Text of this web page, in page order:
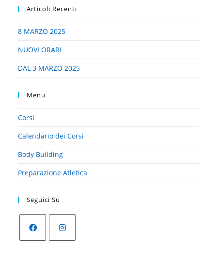
Articoli Recenti
8 MARZO 2025
NUOVI ORARI
DAL 3 MARZO 2025
Menu
Corsi
Calendario dei Corsi
Body Building
Preparazione Atletica
Seguici Su